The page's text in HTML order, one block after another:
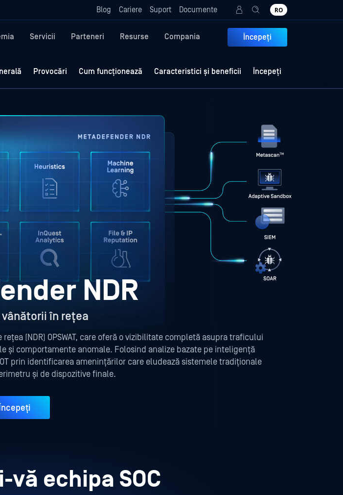
Blog Cariere Suport Documente RO
Servicii Parteneri Resurse Compania Începeți
Provocări Cum funcționează Caracteristici și beneficii Începeți
NDR
în rețea
(NDR) OPSWAT, care oferă o vizibilitate completă asupra traficului
și comportamente anomale. Folosind analize bazate pe inteligență
prin identificarea amenințărilor care eludează sistemele tradiționale
și de dispozitive finale.
echipa SOC